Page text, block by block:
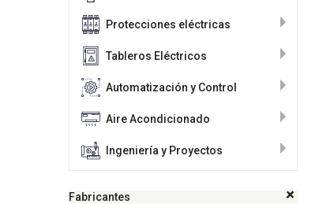
Protecciones eléctricas
Tableros Eléctricos
Automatización y Control
Aire Acondicionado
Ingeniería y Proyectos
Fabricantes